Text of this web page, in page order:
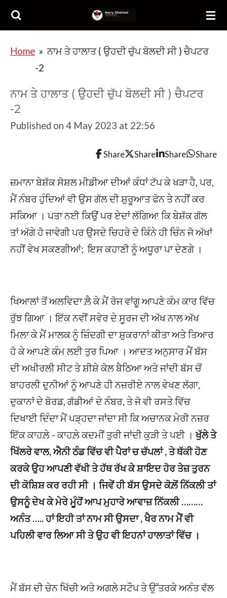
Skip
to
main
content
Home » ਨਾਮ ਤੇ ਹਾਲਾਤ ( ਉਹਦੀ ਚੁੱਪ ਬੋਲਦੀ ਸੀ ) ਚੈਪਟਰ
-2
ਨਾਮ ਤੇ ਹਾਲਾਤ ( ਉਹਦੀ ਚੁੱਪ ਬੋਲਦੀ ਸੀ ) ਚੈਪਟਰ
-2
Published on 4 May 2023 at 22:56
Share Share Share Share
ਜ਼ਮਾਨਾ ਬੇਸ਼ੱਕ ਸੋਸ਼ਲ ਮੀਡੀਆ ਦੀਆਂ ਕੰਧਾਂ ਟੱਪ ਕੇ ਖੜਾ ਹੈ, ਪਰ,
ਮੈਂ ਨੰਬਰ ਹੁੰਦਿਆਂ ਵੀ ਉਸ ਗੱਲ ਦੀ ਸ਼ੁਰੂਆਤ ਫੋਨ ਤੇ ਨਹੀਂ ਕਰ
ਸਕਿਆ । ਪਤਾ ਨਈ ਕਿਉਂ ਪਰ ਏਦਾਂ ਲੱਗਿਆ ਕਿ ਬੇਸ਼ੱਕ ਗੱਲ
ਤਾਂ ਅੱਗੇ ਹੋ ਜਾਵੇਗੀ ਪਰ ਉਸਦੇ ਚਿਹਰੇ ਦੇ ਕਿੰਨੇ ਹੀ ਚਿੰਨ ਜੋ ਅੱਖਾਂ
ਨਹੀਂ ਵੇਖ ਸਕਣਗੀਆਂ; ਇਸ ਕਹਾਣੀ ਨੂੰ ਅਧੂਰਾ ਪਾ ਦੇਣਗੇ ।
ਖਿਆਲਾਂ ਤੋਂ ਅਲਵਿਦਾ ਲ਼ੈ ਕੇ ਮੈਂ ਰੋਜ ਵਾਂਗੂ ਆਪਣੇ ਕੰਮ ਕਾਰ ਵਿੱਚ
ਰੁੱਝ ਗਿਆ । ਇੱਕ ਨਵੀਂ ਸਵੇਰ ਦੇ ਸੂਰਜ ਦੀ ਅੱਖ ਨਾਲ ਅੱਖ
ਮਿਲਾ ਕੇ ਮੈਂ ਮਾਲਕ ਨੂੰ ਜ਼ਿੰਦਗੀ ਦਾ ਸ਼ੁਕਰਾਨਾਂ ਕੀਤਾ ਅਤੇ ਤਿਆਰ
ਹੋ ਕੇ ਆਪਣੇ ਕੰਮ ਲਈ ਤੁਰ ਪਿਆ । ਆਦਤ ਅਨੁਸਾਰ ਮੈਂ ਬੱਸ
ਦੀ ਅਖੀਰਲੀ ਸੀਟ ਤੇ ਸ਼ੀਸ਼ੇ ਕੋਲ ਬੈਠਿਆ ਅਤੇ ਜਾਂਦੀ ਬੱਸ ਚੋਂ
ਬਾਹਰਲੀ ਦੁਨੀਆਂ ਨੂੰ ਆਪਣੇ ਹੀ ਨਜ਼ਰੀਏ ਨਾਲ ਵੇਖਣ ਲੱਗਾ,
ਦੁਕਾਨਾਂ ਦੇ ਬੋਰਡ, ਗੱਡੀਆਂ ਦੇ ਨੰਬਰ, ਤੇ ਜੋ ਵੀ ਰਸਤੇ ਵਿੱਚ
ਦਿਖਾਈ ਦਿੰਦਾ ਮੈਂ ਪੜ੍ਹਦਾ ਜਾਂਦਾ ਸੀ ਕਿ ਅਚਾਨਕ ਮੇਰੀ ਨਜ਼ਰ
ਇੱਕ ਕਾਹਲ਼ੇ - ਕਾਹਲ਼ੇ ਕਦਮੀਂ ਤੁਰੀ ਜਾਂਦੀ ਕੁੜੀ ਤੇ ਪਈ । ਖੁੱਲੇ ਤੇ
ਖਿੱਲਰੇ ਵਾਲ, ਐਨੀ ਠੰਡ ਵਿੱਚ ਵੀ ਪੈਰਾਂ ਚ ਚੱਪਲਾਂ , ਤੇ ਥੱਕੀ ਹੋਣ
ਕਰਕੇ ਉਹ ਆਪਣੀ ਵੱਖੀ ਤੇ ਹੱਥ ਰੱਖ ਕੇ ਸ਼ਾਇਦ ਹੋਰ ਤੇਜ਼ ਤੁਰਨ
ਦੀ ਕੋਸ਼ਿਸ਼ ਕਰ ਰਹੀ ਸੀ । ਜਿਵੇਂ ਹੀ ਬੱਸ ਉਸਦੇ ਕੋਲ਼ੋਂ ਨਿੱਕਲੀ ਤਾਂ
ਉਸਨੂੰ ਦੇਖ ਕੇ ਮੇਰੇ ਮੂੰਹੋਂ ਆਪ ਮੁਹਾਰੇ ਆਵਾਜ਼ ਨਿੱਕਲੀ ………
ਅਨੰਤ ….. ਹਾਂ ਇਹੀ ਤਾਂ ਨਾਮ ਸੀ ਉਸਦਾ , ਖੈਰ ਨਾਮ ਮੈਂ ਵੀ
ਪਹਿਲੀ ਵਾਰ ਲਿਆ ਸੀ ਤੇ ਉਹ ਵੀ ਇਹਨਾਂ ਹਾਲਾਤਾਂ ਵਿੱਚ ।
ਮੈਂ ਬੱਸ ਦੀ ਚੇਨ ਖਿੱਚੀ ਅਤੇ ਅਗਲੇ ਸਟੌਪ ਤੇ ਉੱਤਰਕੇ ਅਨੰਤ ਵੱਲ